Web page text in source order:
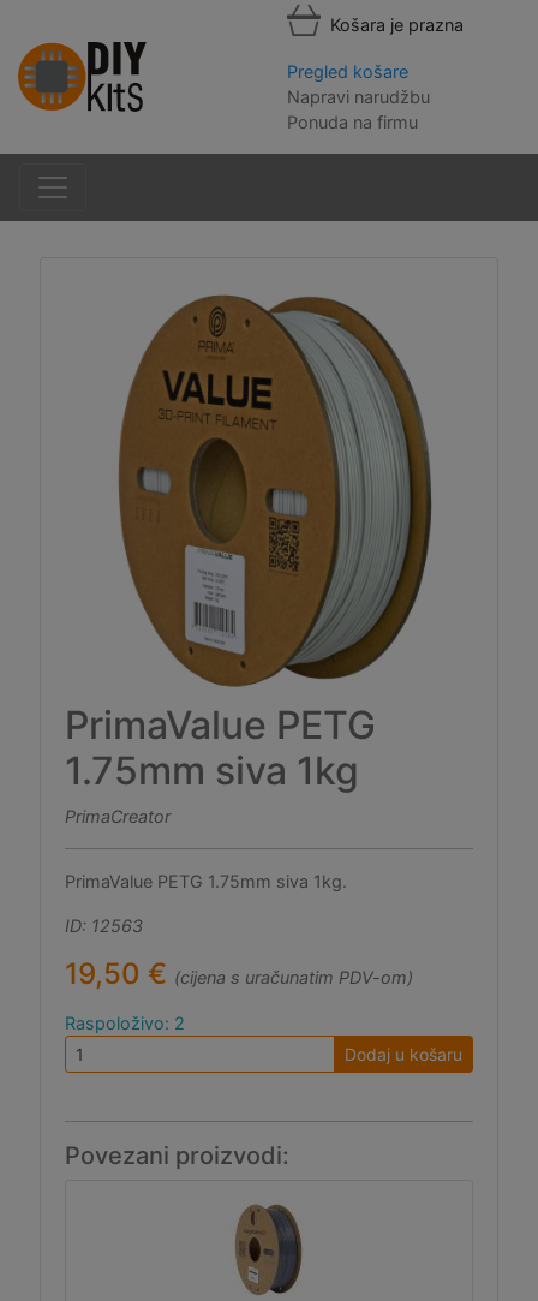
Košara je prazna
Pregled košare
Napravi narudžbu
Ponuda na firmu
PrimaValue PETG
1.75mm siva 1kg
PrimaCreator
PrimaValue PETG 1.75mm siva 1kg.
ID: 12563
19,50 € (cijena s uračunatim PDV-om)
Raspoloživo: 2
Dodaj u košaru
Povezani proizvodi: